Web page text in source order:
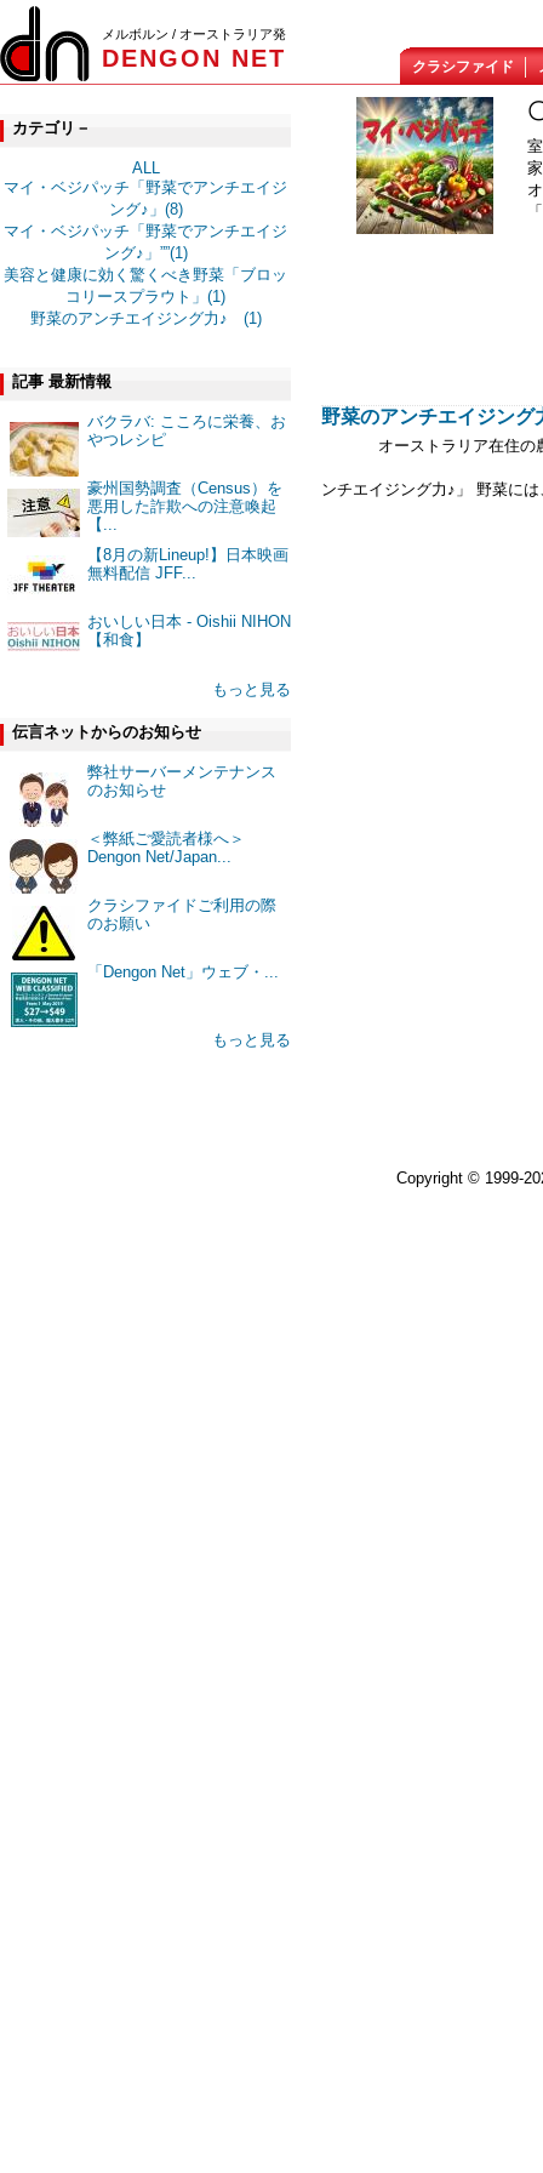
メルボルン / オーストラリア発
DENGON NET クラシファイド
カテゴリ－
ALL
マイ・ベジパッチ「野菜でアンチエイジ
ング♪」(8)
マイ・ベジパッチ「野菜でアンチエイジ
ング♪」””(1)
美容と健康に効く驚くべき野菜「ブロッ
コリースプラウト」(1)
野菜のアンチエイジング力♪ (1)
記事 最新情報
バクラバ: こころに栄養、お
やつレシピ
豪州国勢調査（Census）を
悪用した詐欺への注意喚起
【...
【8月の新Lineup!】日本映画
無料配信 JFF...
おいしい日本 - Oishii NIHON
【和食】
もっと見る
伝言ネットからのお知らせ
弊社サーバーメンテナンス
のお知らせ
＜弊紙ご愛読者様へ＞
Dengon Net/Japan...
クラシファイドご利用の際
のお願い
「Dengon Net」ウェブ・...
もっと見る
野菜のアンチエイジン
オーストラリア在住の農
ンチエイジング力♪」 野菜に
Copyright © 1999-